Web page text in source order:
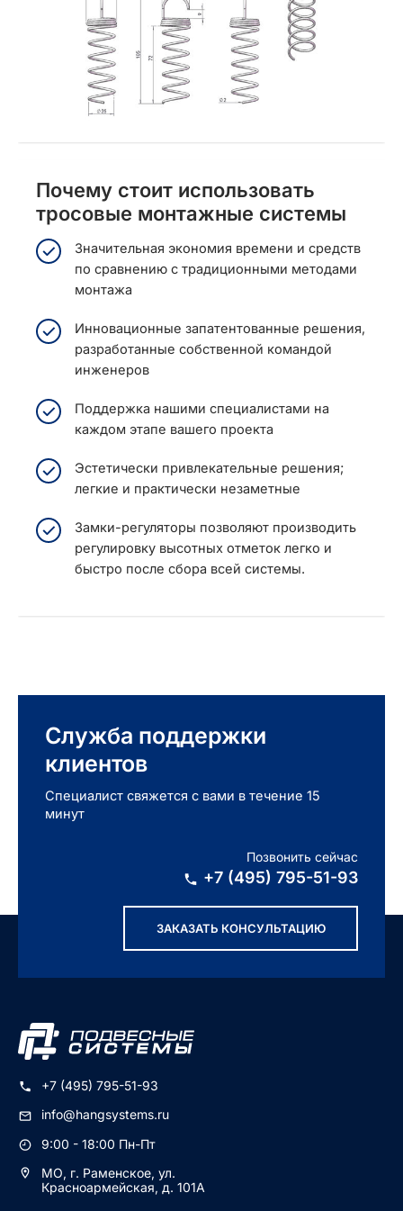
Почему стоит использовать
тросовые монтажные системы
Значительная экономия времени и средств
по сравнению с традиционными методами
монтажа
Инновационные запатентованные решения,
разработанные собственной командой
инженеров
Поддержка нашими специалистами на
каждом этапе вашего проекта
Эстетически привлекательные решения;
легкие и практически незаметные
Замки-регуляторы позволяют производить
регулировку высотных отметок легко и
быстро после сбора всей системы.
Служба поддержки
клиентов
Специалист свяжется с вами в течение 15
минут
Позвонить сейчас
+7 (495) 795-51-93
ЗАКАЗАТЬ КОНСУЛЬТАЦИЮ
+7 (495) 795-51-93
info@hangsystems.ru
9:00 - 18:00 Пн-Пт
МО, г. Раменское, ул.
Красноармейская, д. 101А